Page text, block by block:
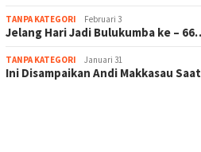
TANPA KATEGORI Februari 3
Jelang Hari Jadi Bulukumba ke –
TANPA KATEGORI Januari 31
Ini Disampaikan Andi Makkasau